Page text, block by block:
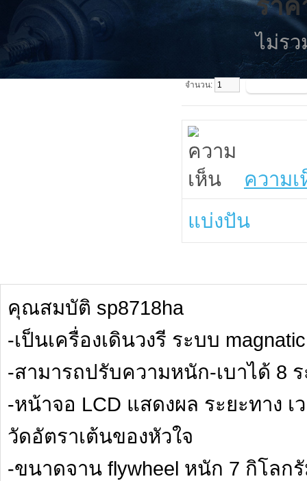
ราค
ไม่รว
จำนวน:
ความ
แบ่งปัน
คุณสมบัติ sp8718ha
-เป็นเครื่องเดินวงรี ระบบ magnatic
-สามารถปรับความหนัก-เบาได้ 8
-หน้าจอ LCD แสดงผล ระยะทาง
วัดอัตราเต้นของหัวใจ
-ขนาดจาน flywheel หนัก 7 กิโลก